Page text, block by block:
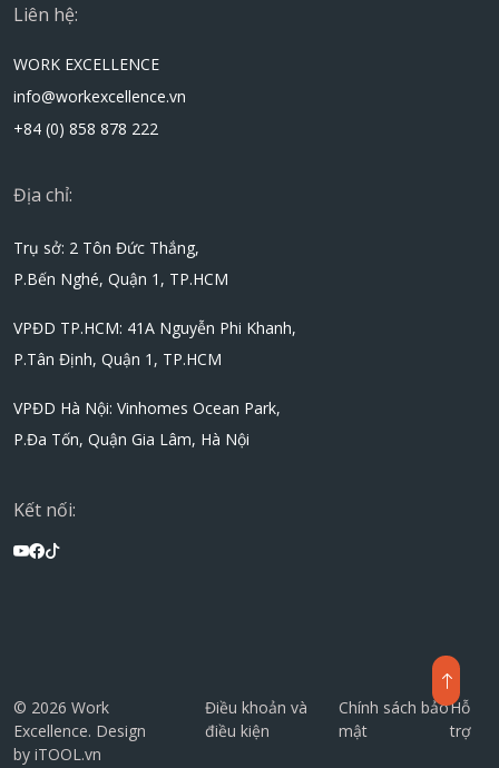
Liên hệ:
WORK EXCELLENCE
info@workexcellence.vn
+84 (0) 858 878 222
Địa chỉ:
Trụ sở: 2 Tôn Đức Thắng,
P.Bến Nghé, Quận 1, TP.HCM
VPĐD TP.HCM: 41A Nguyễn Phi Khanh,
P.Tân Định, Quận 1, TP.HCM
VPĐD Hà Nội: Vinhomes Ocean Park,
P.Đa Tốn, Quận Gia Lâm, Hà Nội
Kết nối:
© 2026 Work
Excellence. Design
by iTOOL.vn
Điều khoản và
điều kiện
Chính sách bảo
mật
Hỗ
trợ